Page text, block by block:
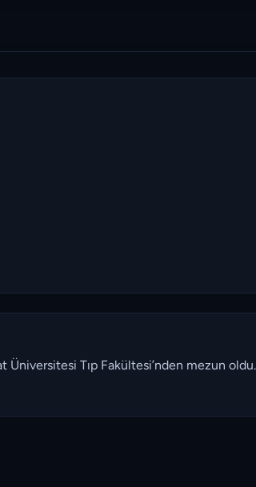
Üniversitesi Tıp Fakültesi’nden mezun